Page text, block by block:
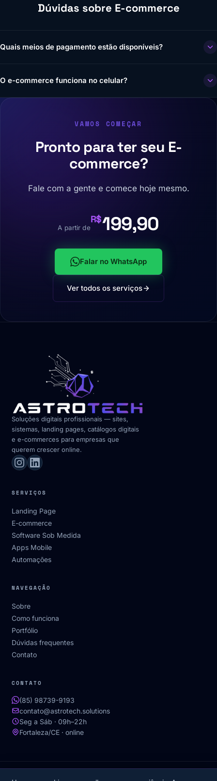
Dúvidas sobre E-commerce
Quais meios de pagamento estão disponíveis?
O e-commerce funciona no celular?
VAMOS COMEÇAR
Pronto para ter seu E-
commerce?
Fale com a gente e comece hoje mesmo.
A partir de
R$199,90
Falar no WhatsApp
Ver todos os serviços
Soluções digitais profissionais — sites,
sistemas, landing pages, catálogos digitais
e e-commerces para empresas que
querem crescer online.
SERVIÇOS
Landing Page
E-commerce
Software Sob Medida
Apps Mobile
Automações
NAVEGAÇÃO
Sobre
Como funciona
Portfólio
Dúvidas frequentes
Contato
CONTATO
(85) 98739-9193
contato@astrotech.solutions
Seg a Sáb · 09h–22h
Fortaleza/CE · online